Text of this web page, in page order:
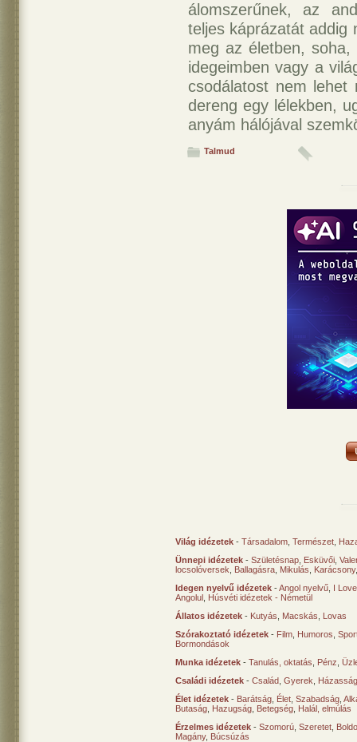
álomszerűnek, az
teljes káprázatát addig
meg az életben,
idegeimben vagy a
csodálatost nem lehet
dereng egy lélekben,
anyám hálójával
Talmud
Világ idézetek - Társadalom Természet
Ünnepi idézetek - Születésnap Esküvői
locsolóversek
Ballagásra Mikulás Karácsony
Idegen nyelvű idézetek -Angol nyelvű I
Angolul Húsvéti idézetek - Németül
Állatos idézetek - Kutyás Macskás
Lovas
Szórakoztató idézetek - Film Humoros
Bormondások
Munka idézetek - Tanulás, oktatás Pénz
Családi idézetek - Család Gyerek
Élet idézetek - Barátság Élet Szabadság
Butaság Hazugság Betegség Halál, elmúlás
Érzelmes idézetek - Szomorú Szeretet
Magány, Búcsúzás